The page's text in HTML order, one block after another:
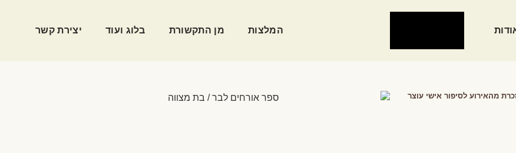
המלצות מן התקשורת בלוג ועוד יצירת קשר
מהאירוע לסיפור אישי עוצר